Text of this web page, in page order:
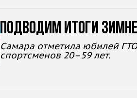
Подводим итоги
Самара отметила юбилей
спортсменов 20–59 лет.